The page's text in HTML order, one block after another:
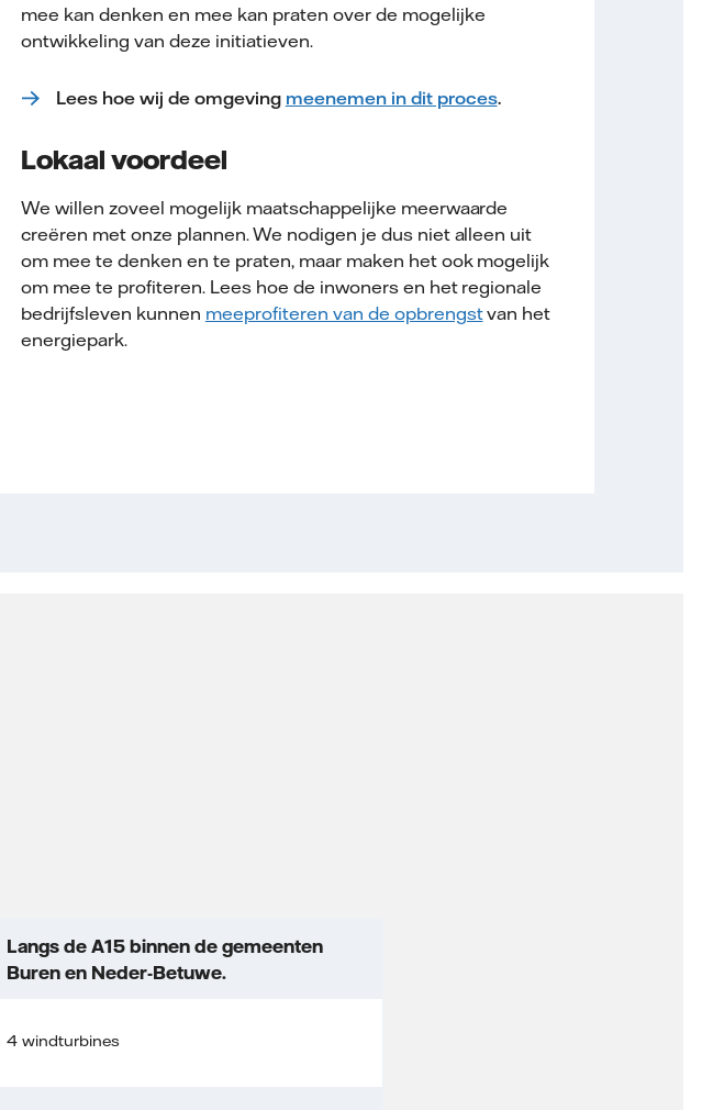
mee kan denken en mee kan praten over de mogelijke
ontwikkeling van deze initiatieven.
Lees hoe wij de omgeving meenemen in dit proces.
Lokaal voordeel
We willen zoveel mogelijk maatschappelijke meerwaarde
creëren met onze plannen. We nodigen je dus niet alleen uit
om mee te denken en te praten, maar maken het ook mogelijk
om mee te profiteren. Lees hoe de inwoners en het regionale
bedrijfsleven kunnen meeprofiteren van de opbrengstvan het
energiepark.
Langs de A15 binnen de gemeenten
Buren en Neder-Betuwe.
4 windturbines